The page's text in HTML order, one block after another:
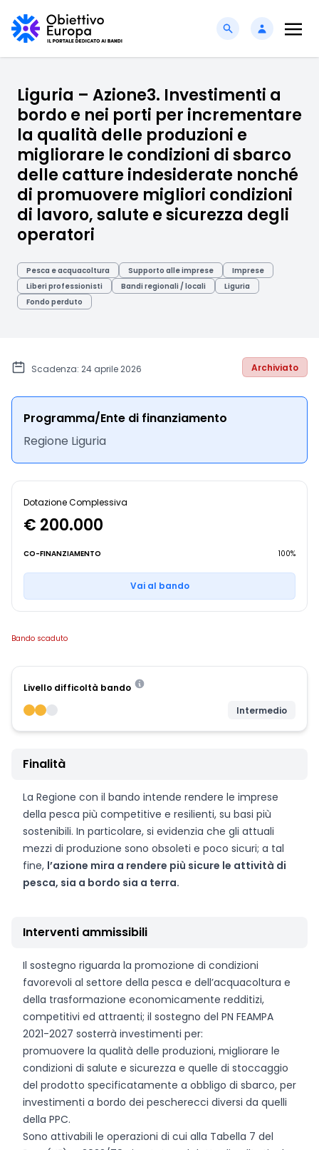
Liguria – Azione3. Investimenti a
bordo e nei porti per incrementare
la qualità delle produzioni e
migliorare le condizioni di sbarco
delle catture indesiderate nonché
di promuovere migliori condizioni
di lavoro, salute e sicurezza degli
operatori
Pesca e acquacoltura Supporto alle imprese
Imprese
Liberi professionisti
Bandi regionali / locali
Liguria
Fondo perduto
Scadenza: 24 aprile 2026 Archiviato
Programma/Ente di finanziamento
Regione Liguria
Dotazione Complessiva
€ 200.000
CO-FINANZIAMENTO 100%
Vai al bando
Bando scaduto
Livello difficoltà bando
Intermedio
Finalità
La Regione con il bando intende rendere le imprese
della pesca più competitive e resilienti, su basi più
sostenibili. In particolare, si evidenzia che gli attuali
mezzi di produzione sono obsoleti e poco sicuri; a tal
fine, l’azione mira a rendere più sicure le attività di
pesca, sia a bordo sia a terra.
Interventi ammissibili
Il sostegno riguarda la promozione di condizioni
favorevoli al settore della pesca e dell’acquacoltura e
della trasformazione economicamente redditizi,
competitivi ed attraenti; il sostegno del PN FEAMPA
2021-2027 sosterrà investimenti per:
promuovere la qualità delle produzioni, migliorare le
condizioni di salute e sicurezza e quelle di stoccaggio
del prodotto specificatamente a obbligo di sbarco, per
investimenti a bordo dei pescherecci diversi da quelli
della PPC.
Sono attivabili le operazioni di cui alla Tabella 7 del